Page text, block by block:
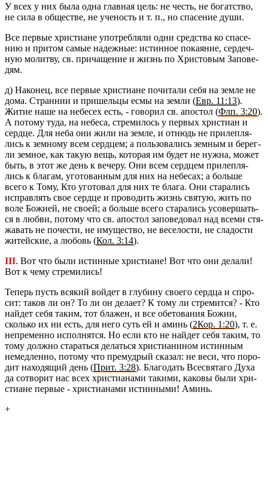
У всех у них была одна глав­ная цель: не честь, не бо­гат­ство,
не сила в об­ще­стве, не уче­ность и т. п., но спа­се­ние души.
Все пер­вые хри­сти­ане упо­треб­ля­ли одни сред­ства ко спа­се­
нию и при­том самые на­деж­ные: ис­тин­ное по­ка­я­ние, сер­деч­
ную мо­лит­ву, св. при­ча­ще­ние и жизнь по Хри­сто­вым За­по­ве­
дям.
д) На­ко­нец, все пер­вые хри­сти­ане по­чи­та­ли себя на земле не
дома. Стран­нии и при­шель­цы есмы на земли (Евр. 11:13).
Житие наше на небе­сех есть, - го­во­рил св. апо­стол (Флп. 3:20).
А по­то­му туда, на небе­са, стре­ми­лось у пер­вых хри­сти­ан и
серд­це. Для неба они жили на земле, и от­нюдь не при­леп­ля­
лись к зем­но­му всем серд­цем; а поль­зо­ва­лись зем­ным и бе­рег­
ли зем­ное, как такую вещь, ко­то­рая им будет не нужна, может
быть, в этот же день к ве­че­ру. Они всем серд­цем при­леп­ля­
лись к бла­гам, уго­то­ван­ным для них на небе­сах; а боль­ше
всего к Тому, Кто уго­то­вал для них те блага. Они ста­ра­лись
ис­прав­лять свое серд­це и про­во­дить жизнь свя­тую, жить по
воле Бо­жи­ей, не своей; а боль­ше всего ста­ра­лись усо­вер­шать­
ся в любви, по­то­му что св. апо­стол за­по­ве­до­вал над всеми стя­
жа­вать не по­че­сти, не иму­ще­ство, не ве­се­ло­сти, не сла­до­сти
жи­тей­ские, а лю­бовь (Кол. 3:14).
III. Вот что были ис­тин­ные хри­сти­ане! Вот что они де­ла­ли!
Вот к чему стре­ми­лись!
Те­перь пусть вся­кий вой­дет в глу­би­ну сво­е­го серд­ца и спро­
сит: таков ли он? То ли он де­ла­ет? К тому ли стре­мит­ся? - Кто
най­дет себя таким, тот бла­жен, и все обе­то­ва­ния Божии,
сколь­ко их ни есть, для него суть ей и аминь (2Кор. 1:20), т. е.
непре­мен­но ис­пол­нят­ся. Но если кто не най­дет себя таким, то
тому долж­но ста­рать­ся де­лать­ся хри­сти­а­ни­ном ис­тин­ным
немед­лен­но, по­то­му что пре­муд­рый ска­зал: не веси, что по­ро­
дит на­хо­дя­щий день (Прит. 3:28). Бла­го­дать Все­свя­та­го Духа
да со­тво­рит нас всех хри­сти­а­на­ми та­ки­ми, ка­ко­вы были хри­
сти­ане пер­вые - хри­сти­а­на­ми ис­тин­ны­ми! Аминь.
+